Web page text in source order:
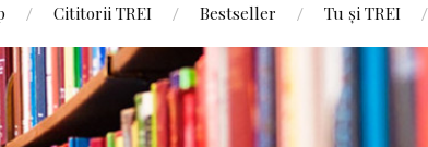
Cititorii TREI Bestseller Tu și TREI